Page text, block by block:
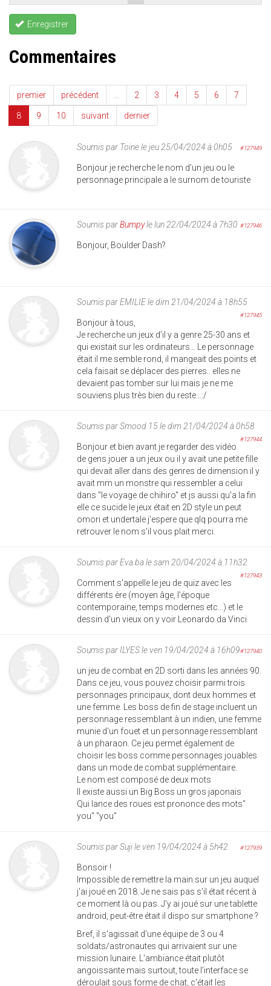
Enregistrer
Commentaires
premier précédent 2 3 4 5 6 7
8 9 10 suivant dernier
Soumis par Toinele jeu 25/04/2024 à 0h05 #127949
Bonjour je recherche le nom d’un jeu ou le
personnage principale a le surnom de touriste
Soumis parBumpyle lun 22/04/2024 à 7h30 #127946
Bonjour, Boulder Dash?
Soumis parEMILIEle dim 21/04/2024 à 18h55
#127945
Bonjour à tous,
Je recherche un jeux d’il y a genre 25-30 ans et
qui existait sur les ordinateurs… Le personnage
était il me semble rond, il mangeait des points et
cela faisait se déplacer des pierres.. elles ne
devaient pas tomber sur lui mais je ne me
souviens plus très bien du reste…:/
Soumis parSmood.15le dim 21/04/2024 à 0h58
#127944
Bonjour et bien avant je regarder des vidéo
de gens jouer a un jeux ou il y avait une petite fille
qui devait aller dans des genres de dimension il y
avait mm un monstre qui ressembler a celui
dans "le voyage de chihiro" et js aussi qu'a la fin
elle ce sucide le jeux était en 2D style un peut
omori et undertale j'espere que qlq pourra me
retrouver le nom s'il vous plait merci.
Soumis parEva bale sam 20/04/2024 à 11h32
#127943
Comment s'appelle le jeu de quiz avec les
différents ère (moyen âge, l'époque
contemporaine, temps modernes etc...) et le
dessin d'un vieux on y voir Leonardo da Vinci
Soumis par ILYESle ven 19/04/2024 à 16h09#127940
un jeu de combat en 2D sorti dans les années 90.
Dans ce jeu, vous pouvez choisir parmi trois
personnages principaux, dont deux hommes et
une femme. Les boss de fin de stage incluent un
personnage ressemblant à un indien, une femme
munie d'un fouet et un personnage ressemblant
à un pharaon. Ce jeu permet également de
choisir les boss comme personnages jouables
dans un mode de combat supplémentaire.
Le nom est composé de deux mots
Il existe aussi un Big Boss un gros japonais
Qui lance des roues est prononce des mots"
you" "you"
Soumis parSujile ven 19/04/2024 à 5h42 #127939
Bonsoir !
Impossible de remettre la main sur un jeu auquel
j'ai joué en 2018. Je ne sais pas s'il était récent à
ce moment là ou pas. J'y ai joué sur une tablette
android, peut-être était il dispo sur smartphone ?
Bref, il s'agissait d'une équipe de 3 ou 4
soldats/astronautes qui arrivaient sur une
mission lunaire. L'ambiance était plutôt
angoissante mais surtout, toute l'interface se
déroulait sous forme de chat, c'était les